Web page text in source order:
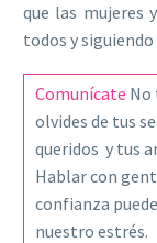
que las mujeres
todos y
Comunícate No
olvides de tus
queridos y tus
Hablar con
confianza
nuestro estrés.